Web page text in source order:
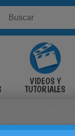
VIDEOS Y
TUTORIALES